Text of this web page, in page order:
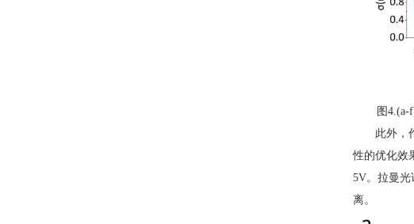
图4.(a-f)
此外，作
性的优化效
5V。拉曼光
离。